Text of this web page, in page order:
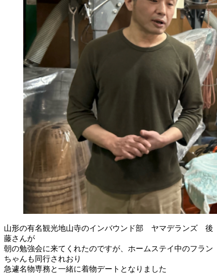
山形の有名観光地山寺のインバウンド部 ヤマデランズ 後
藤さんが
朝の勉強会に来てくれたのですが、ホームステイ中のフラン
ちゃんも同行されおり
急遽名物専務と一緒に着物デートとなりました